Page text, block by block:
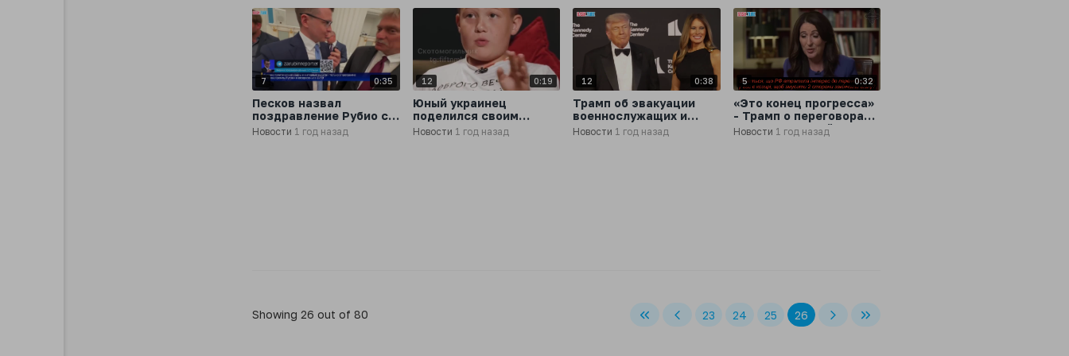
7 0:35
Песков назвал
поздравление Рубио с
Днем России
позитивной новостью
Новости 1 год назад
12 0:19
Юный украинец
поделился своим
видением о
территориях РФ
Новости 1 год назад
12 0:38
Трамп об эвакуации
военнослужащих и
дипломатов с Ближнего
Новости 1 год назад
5 0:32
«Это конец прогресса»
- Трамп о переговорах
между Украиной и
Новости 1 год назад
Showing 26 out of 80 23 24 25 26